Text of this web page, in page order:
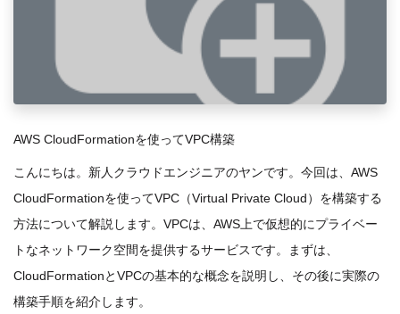
AWS CloudFormationを使ってVPC構築
こんにちは。新人クラウドエンジニアのヤンです。今回は 、AWS
CloudFormationを使ってVPC（Virtual Private Cloud）を構築する
方法について解説します。VPCは、AWS上で仮想的にプライベー
トなネットワーク空間を提供するサービスです。まずは、
CloudFormationとVPCの基本的な概念を説明し、その後に実際の
構築手順を紹介します。